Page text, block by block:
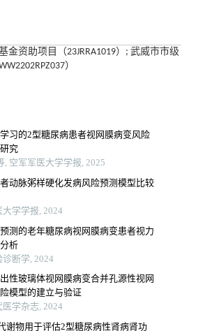
金资助项目（23JRRA1019）; 武威市市级
）